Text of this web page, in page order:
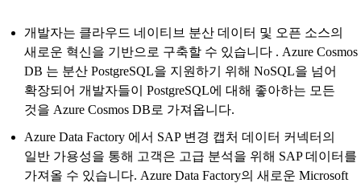
개발자는 클라우드 네이티브 분산 데이터 및 오픈 소스의
새로운 혁신을 기반으로 구축할 수 있습니다 . Azure Cosmos
DB 는 분산 PostgreSQL을 지원하기 위해 NoSQL을 넘어
확장되어 개발자들이 PostgreSQL에 대해 좋아하는 모든
것을 Azure Cosmos DB로 가져옵니다.
Azure Data Factory 에서 SAP 변경 캡처 데이터 커넥터의
일반 가용성을 통해 고객은 고급 분석을 위해 SAP 데이터를
가져올 수 있습니다. Azure Data Factory의 새로운 Microsoft